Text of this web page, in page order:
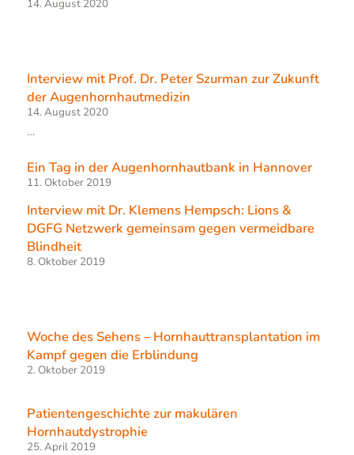
14. August 2020
Interview mit Prof. Dr. Peter Szurman zur Zukunft
der Augenhornhautmedizin
14. August 2020
…
Ein Tag in der Augenhornhautbank in Hannover
11. Oktober 2019
Interview mit Dr. Klemens Hempsch: Lions &
DGFG Netzwerk gemeinsam gegen vermeidbare
Blindheit
8. Oktober 2019
Woche des Sehens – Hornhauttransplantation im
Kampf gegen die Erblindung
2. Oktober 2019
Patientengeschichte zur makulären
Hornhautdystrophie
25. April 2019